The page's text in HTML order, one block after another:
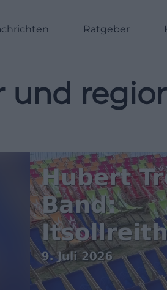
Ratgeber
und